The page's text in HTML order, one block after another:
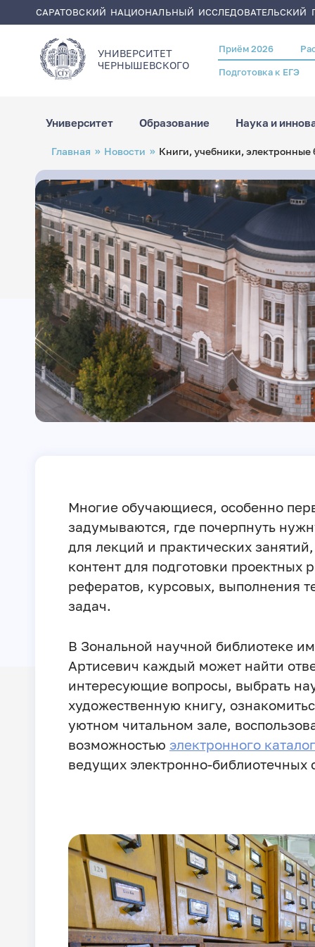
содержанию
САРАТОВСКИЙ НАЦИОНАЛЬНЫЙ ИССЛЕДОВАТЕЛЬСКИЙ
УНИВЕРСИТЕТ
ЧЕРНЫШЕВСКОГO
Header
menu
Приём 2026
Подготовка к ЕГЭ
Университет Образование Наука и
Строка
навигации
Главная Новости Книги, учебники,
Многие обучающиеся, особенно
задумываются, где почерпнуть
для лекций и практических
контент для подготовки проектных
рефератов, курсовых, выполнения
задач.
В Зональной научной библиотеке
Артисевич каждый может найти
интересующие вопросы, выбрать
художественную книгу,
уютном читальном зале,
возможностью электронного
ведущих электронно-библиотечных